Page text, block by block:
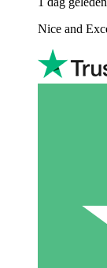
Nice and